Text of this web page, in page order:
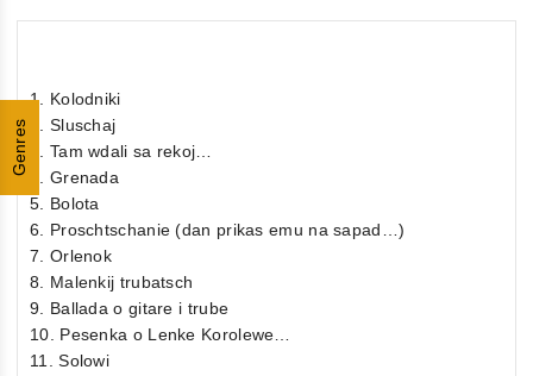
Genres
1. Kolodniki
2. Sluschaj
3. Tam wdali sa rekoj…
4. Grenada
5. Bolota
6. Proschtschanie (dan prikas emu na sapad…)
7. Orlenok
8. Malenkij trubatsch
9. Ballada o gitare i trube
10. Pesenka o Lenke Korolewe…
11. Solowi